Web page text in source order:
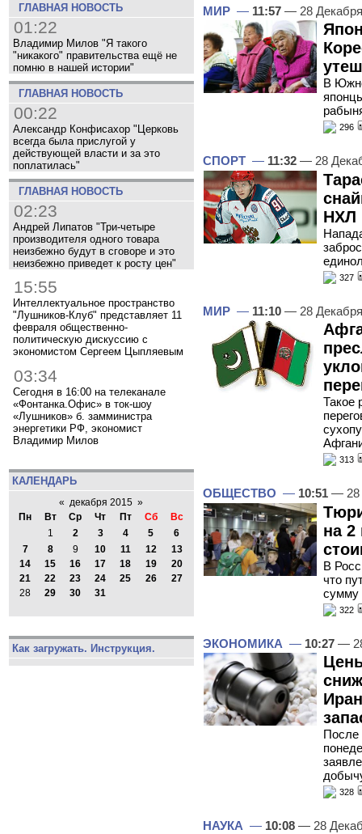
ГЛАВНАЯ НОВОСТЬ
01:22
Владимир Милов "Я такого
"никакого" правительства ещё не
помню в нашей истории"
ГЛАВНАЯ НОВОСТЬ
00:22
Александр Конфисахор "Церковь
всегда была прислугой у
действующей власти и за это
поплатилась"
ГЛАВНАЯ НОВОСТЬ
02:23
Андрей Липатов "Три-четыре
производителя одного товара
неизбежно будут в сговоре и это
неизбежно приведет к росту цен"
15:55
Интеллектуальное пространство
"Лушников-Клуб" представляет 11
февраля общественно-
политическую дискуссию с
экономистом Сергеем Цыпляевым
03:34
Сегодня в 16:00 на телеканале
«Фонтанка.Офис» в ток-шоу
«Лушников» б. замминистра
энергетики РФ, экономист
Владимир Милов
КАЛЕНДАРЬ
« декабря 2015 »
Пн
Вт Ср Чт Пт Сб
Вс
1
2 3 4 5
6
7
8 9 10 11 12
13
14
15 16 17 18 19
20
21
22 23 24 25 26
27
28
29 30 31
Как загружать. Инструкция.
МИР — 11:57 — 28
В
296
СПОРТ — 11:32 — 28
НХЛ
327
МИР — 11:10 — 28
Такое
313
ОБЩЕСТВО — 10:51 — 28
на 2
В
что
сумму
322
ЭКОНОМИКА — 10:27 —
После
328
НАУКА — 10:08 — 28